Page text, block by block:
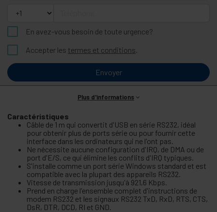
En avez-vous besoin de toute urgence?
Accepter les termes et conditions.
Envoyer
Plus d'informations
Caractéristiques
Câble de 1 m qui convertit d'USB en série RS232, idéal
pour obtenir plus de ports série ou pour fournir cette
interface dans les ordinateurs qui ne l'ont pas.
Ne nécessite aucune configuration d'IRQ, de DMA ou de
port d'E/S, ce qui élimine les conflits d'IRQ typiques.
S'installe comme un port série Windows standard et est
compatible avec la plupart des appareils RS232.
Vitesse de transmission jusqu'à 921,6 Kbps.
Prend en charge l'ensemble complet d'instructions de
modem RS232 et les signaux RS232 TxD, RxD, RTS, CTS,
DsR, DTR, DCD, RI et GND.